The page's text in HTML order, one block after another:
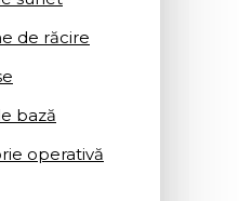
de răcire
bază
operativă